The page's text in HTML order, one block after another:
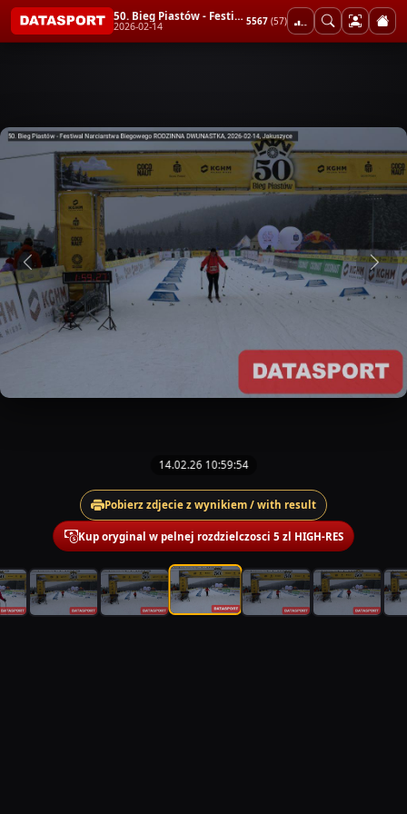
50. Bieg Piastów - Festiwal Narciarstwa Biegowego RODZINNA DWUNASTKA
2026-02-14 5567 (57)
14.02.26 10:59:54
Pobierz zdjecie z wynikiem / with result
Kup oryginal w pelnej rozdzielczosci 5 zl HIGH-RES